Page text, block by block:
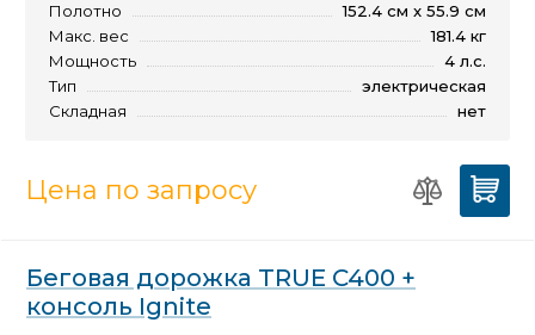
Полотно
152.4 см x 55.9 см
Макс. вес
181.4 кг
Мощность
4 л.с.
Тип
электрическая
Складная
нет
Цена по запросу
Беговая дорожка TRUE C400 +
консоль Ignite